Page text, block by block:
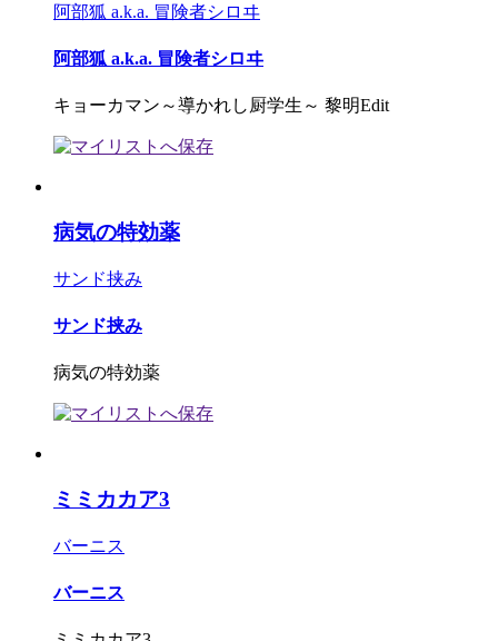
阿部狐 a.k.a. 冒険者シロヰ
阿部狐 a.k.a. 冒険者シロヰ
キョーカマン～導かれし厨学生～ 黎明Edit
病気の特効薬
サンド挟み
サンド挟み
病気の特効薬
ミミカカア3
バーニス
バーニス